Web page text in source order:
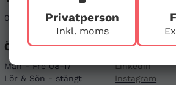
Privatperson
Inkl. moms
08-121 464 90
Öppettider
Mån - Fre 08-17
Lör & Sön - stängt
Sociala
Linkedin
Instagram